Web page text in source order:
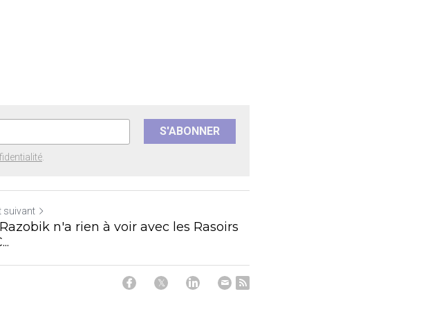
S'ABONNER
suivant
n'a rien à voir avec les Rasoirs